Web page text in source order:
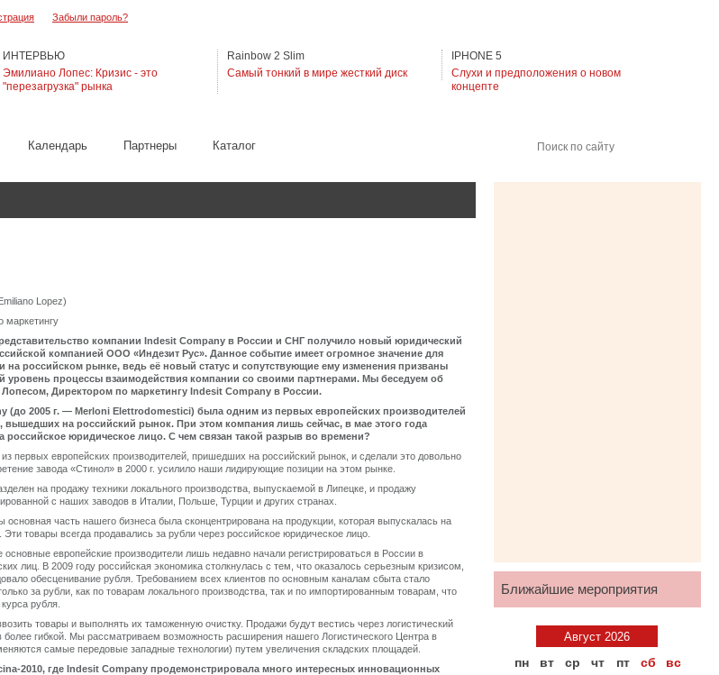
ИНТЕРВЬЮ
Эмилиано Лопес: Кризис - это
"перезагрузка" рынка
Rainbow 2 Slim
Самый тонкий в мире жесткий диск
IPHONE 5
Слухи и предположения о новом
концепте
Поиск по сайту
Календарь Партнеры Каталог
Забыли пароль?
Lopez)
маркетингу
компании Indesit Company в России и СНГ получило новый юридический
компанией ООО «Индезит Рус». Данное событие имеет огромное значение для
на российском рынке, ведь её новый статус и сопутствующие ему изменения призваны
уровень процессы взаимодействия компании со своими партнерами. Мы беседуем об
Директором по маркетингу Indesit Company в России.
(до 2005 г. — Merloni Elettrodomestici) была одним из первых европейских производителей
вышедших на российский рынок. При этом компания лишь сейчас, в мае этого года
российское юридическое лицо. С чем связан такой разрыв во времени?
первых европейских производителей, пришедших на российский рынок, и сделали это довольно
завода «Стинол» в 2000 г. усилило наши лидирующие позиции на этом рынке.
на продажу техники локального производства, выпускаемой в Липецке, и продажу
с наших заводов в Италии, Польше, Турции и других странах.
основная часть нашего бизнеса была сконцентрирована на продукции, которая выпускалась на
Эти товары всегда продавались за рубли через российское юридическое лицо.
европейские производители лишь недавно начали регистрироваться в России в
лиц. В 2009 году российская экономика столкнулась с тем, что оказалось серьезным кризисом,
обесценивание рубля. Требованием всех клиентов по основным каналам сбыта стало
за рубли, как по товарам локального производства, так и по импортированным товарам, что
рубля.
товары и выполнять их таможенную очистку. Продажи будут вестись через логистический
более гибкой. Мы рассматриваем возможность расширения нашего Логистического Центра в
самые передовые западные технологии) путем увеличения складских площадей.
2010, где Indesit Company продемонстрировала много интересных инновационных
Ближайшие мероприятия
Август 2026
пн вт ср чт пт сб вс